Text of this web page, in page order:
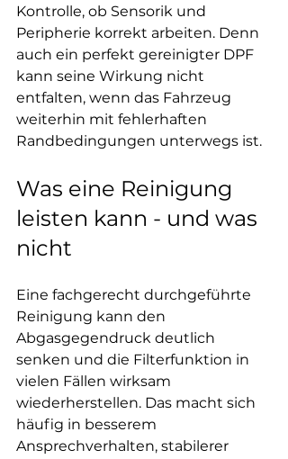
Kontrolle, ob Sensorik und
Peripherie korrekt arbeiten. Denn
auch ein perfekt gereinigter DPF
kann seine Wirkung nicht
entfalten, wenn das Fahrzeug
weiterhin mit fehlerhaften
Randbedingungen unterwegs ist.
Was eine Reinigung
leisten kann - und was
nicht
Eine fachgerecht durchgeführte
Reinigung kann den
Abgasgegendruck deutlich
senken und die Filterfunktion in
vielen Fällen wirksam
wiederherstellen. Das macht sich
häufig in besserem
Ansprechverhalten, stabilerer